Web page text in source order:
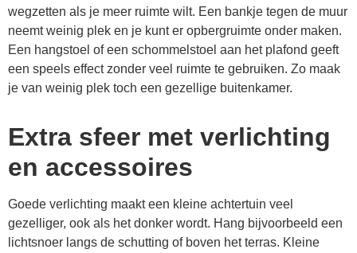
wegzetten als je meer ruimte wilt. Een bankje tegen de muur
neemt weinig plek en je kunt er opbergruimte onder maken.
Een hangstoel of een schommelstoel aan het plafond geeft
een speels effect zonder veel ruimte te gebruiken. Zo maak
je van weinig plek toch een gezellige buitenkamer.
Extra sfeer met verlichting
en accessoires
Goede verlichting maakt een kleine achtertuin veel
gezelliger, ook als het donker wordt. Hang bijvoorbeeld een
lichtsnoer langs de schutting of boven het terras. Kleine